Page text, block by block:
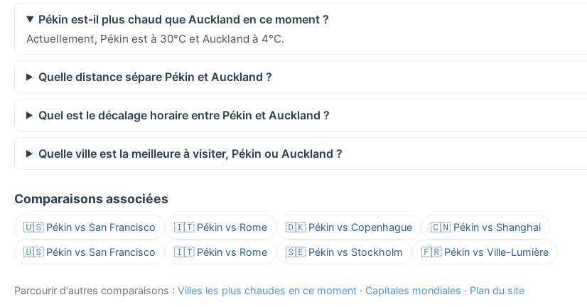
Pékin est-il plus chaud que Auckland en ce moment ?
Actuellement, Pékin est à 30°C et Auckland à 4°C.
Quelle distance sépare Pékin et Auckland ?
Quel est le décalage horaire entre Pékin et Auckland ?
Quelle ville est la meilleure à visiter, Pékin ou Auckland ?
Comparaisons associées
🇺🇸 Pékin vs San Francisco 🇮🇹 Pékin vs Rome 🇩🇰 Pékin vs Copenhague 🇨🇳 Pékin vs Shanghai
🇺🇸 Pékin vs San Francisco 🇮🇹 Pékin vs Rome 🇸🇪 Pékin vs Stockholm 🇫🇷 Pékin vs Ville-Lumière
Parcourir d'autres comparaisons : Villes les plus chaudes en ce moment · Capitales mondiales · Plan du site